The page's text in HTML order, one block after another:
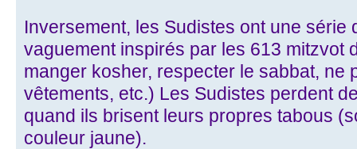
Inversement, les Sudistes ont une série
vaguement inspirés par les 613 mitzvot
manger kosher, respecter le sabbat, ne
vêtements, etc.) Les Sudistes perdent
quand ils brisent leurs propres tabous
couleur jaune).